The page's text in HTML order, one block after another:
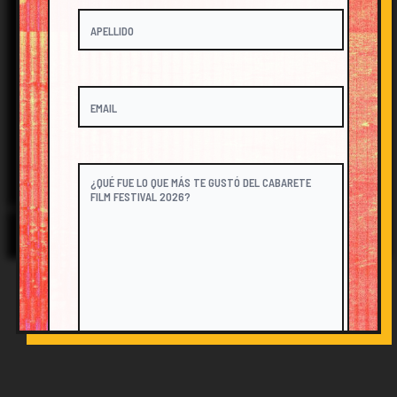
© 2026 Cabarete Film Festival. All Rights Reserved.